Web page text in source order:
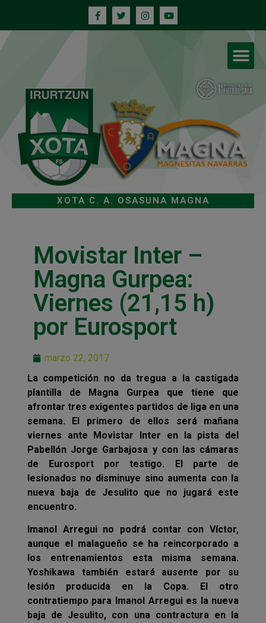
XOTA C. A. OSASUNA MAGNA
Movistar Inter –
Magna Gurpea:
Viernes (21,15 h)
por Eurosport
marzo 22, 2017
La competición no da tregua a la castigada
plantilla de Magna Gurpea que tiene que
afrontar tres exigentes partidos de liga en una
semana. El primero de ellos será mañana
viernes ante Movistar Inter en la pista del
Pabellón Jorge Garbajosa y con las cámaras
de Eurosport por testigo. El parte de
lesionados no disminuye sino aumenta con la
nueva baja de Jesulito que no jugará este
encuentro.
Imanol Arregui no podrá contar con Víctor,
aunque el malagueño se ha reincorporado a
los entrenamientos esta misma semana.
Yoshikawa también estará ausente por su
lesión producida en la Copa. El otro
contratiempo para Imanol Arregui es la nueva
baja de Jesulito, con una contractura en la